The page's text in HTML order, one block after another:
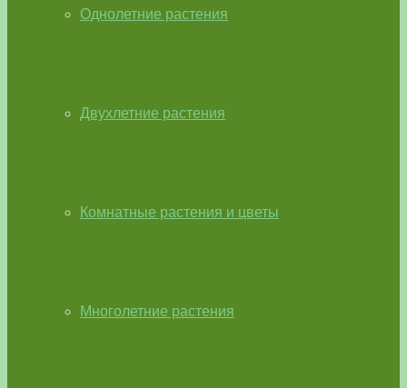
Однолетние растения
Двухлетние растения
Комнатные растения и цветы
Многолетние растения